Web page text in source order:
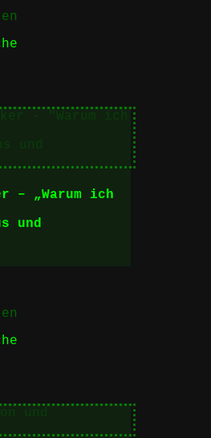
– „Warum ich
und